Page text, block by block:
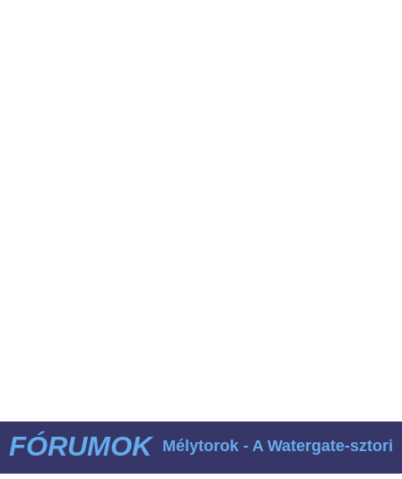
FÓRUMOK Mélytorok - A Watergate-sztori